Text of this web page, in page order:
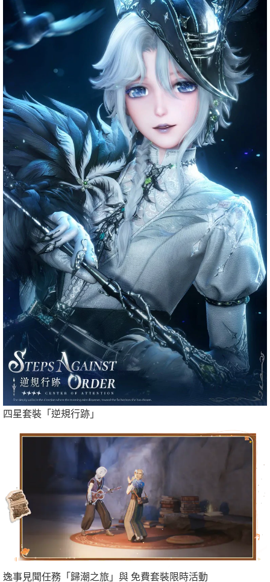
四星套裝「逆規行跡」
逸事見聞任務「歸潮之旅」與 免費套裝限時活動